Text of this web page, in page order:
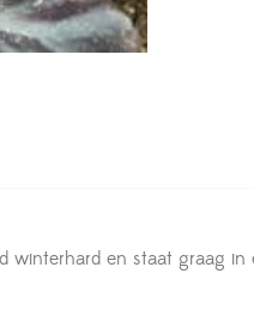
winterhard en staat graag